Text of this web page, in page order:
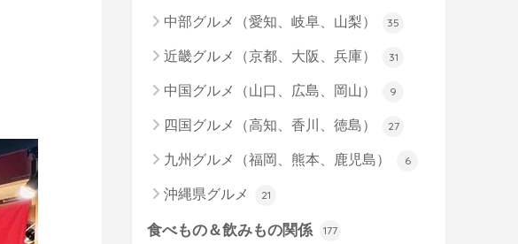
中部グルメ（愛知、岐阜、山梨） 35
近畿グルメ（京都、大阪、兵庫） 31
中国グルメ（山口、広島、岡山） 9
四国グルメ（高知、香川、徳島） 27
九州グルメ（福岡、熊本、鹿児島） 6
沖縄県グルメ 21
食べもの＆飲みもの関係 177